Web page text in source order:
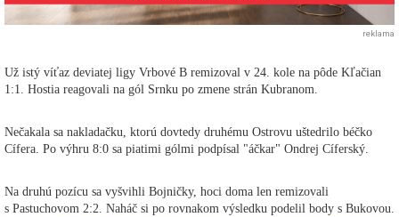
reklama
Už istý víťaz deviatej ligy Vrbové B remizoval v 24. kole na pôde Kľačian
1:1. Hostia reagovali na gól Srnku po zmene strán Kubranom.
Nečakala sa nakladačku, ktorú dovtedy druhému Ostrovu uštedrilo béčko
Cífera. Po výhru 8:0 sa piatimi gólmi podpísal "áčkar" Ondrej Cíferský.
Na druhú pozícu sa vyšvihli Bojničky, hoci doma len remizovali
s Pastuchovom 2:2. Naháč si po rovnakom výsledku podelil body s Bukovou.